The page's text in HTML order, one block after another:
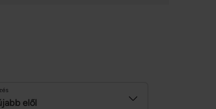
elől